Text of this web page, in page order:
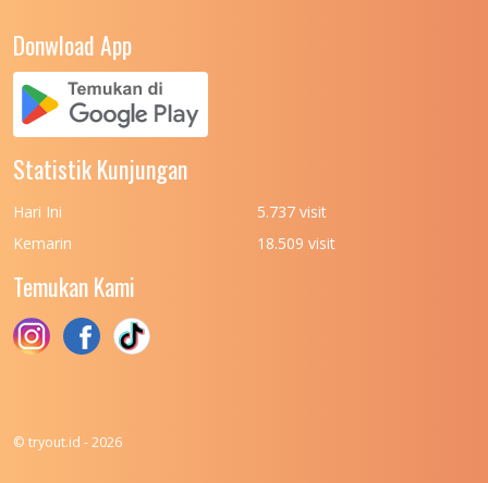
UNIVERSITAS NUSA CENDANA
UNIVERSITAS PADJADJARAN
UNIVERSITAS PATTIMURA
(UPN) VETERAN JAKARTA
UNIVERSITAS PEMBANGUNAN NASIONAL
(UPN) VETERAN JAWA TIMUR
UNIVERSITAS PEMBANGUNAN NASIONAL
Donwload App
Statistik Kunjungan
Hari Ini
5.737 visit
Kemarin
18.509 visit
Temukan Kami
© tryout.id - 2026